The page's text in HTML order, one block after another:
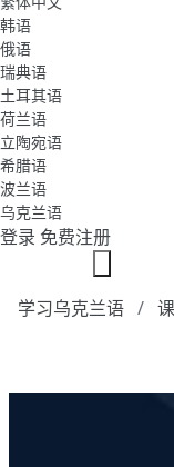
韩语
俄语
瑞典语
土耳其语
荷兰语
立陶宛语
希腊语
波兰语
乌克兰语
登录 免费注册
学习乌克兰语